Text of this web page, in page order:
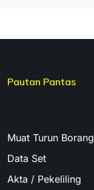
Pautan Pantas
Muat Turun Borang
Data Set
Akta / Pekeliling